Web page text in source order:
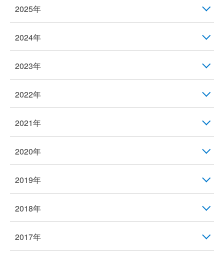
2025年
2024年
2023年
2022年
2021年
2020年
2019年
2018年
2017年